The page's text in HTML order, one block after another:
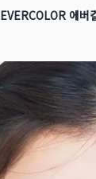
EVERCOLOR 에